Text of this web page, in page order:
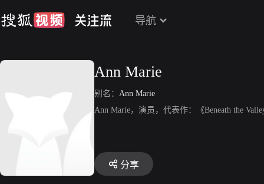
导航
Ann Marie
别名： Ann Marie
Ann Marie，演员，代表作：《Beneath the
分享